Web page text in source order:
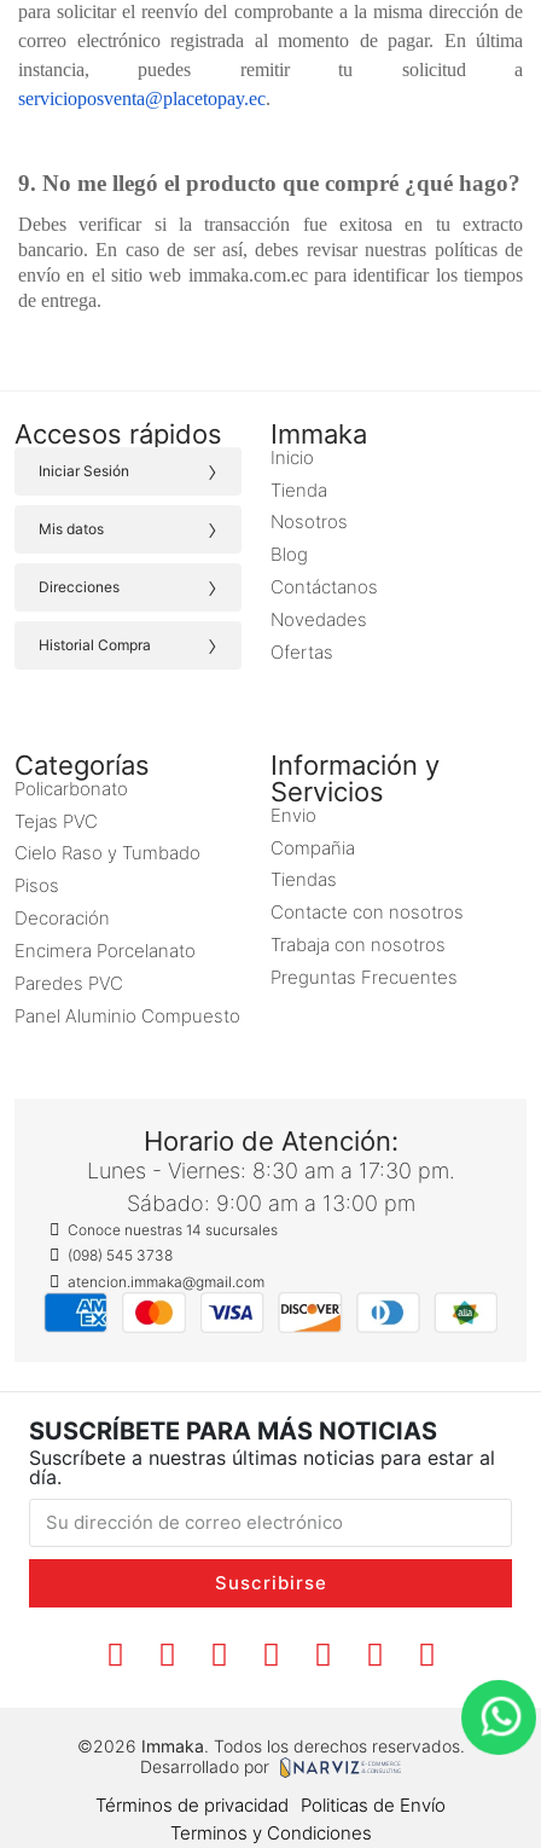
para solicitar el reenvío del comprobante a la misma dirección de
correo electrónico registrada al momento de pagar. En última
instancia, puedes remitir tu solicitud a
servicioposventa@placetopay.ec.
9. No me llegó el producto que compré ¿qué hago?
Debes verificar si la transacción fue exitosa en tu extracto
bancario. En caso de ser así, debes revisar nuestras políticas de
envío en el sitio web immaka.com.ec para identificar los tiempos
de entrega.
Accesos rápidos
Iniciar Sesión ›
Mis datos ›
Direcciones ›
Historial Compra ›
Immaka
Inicio
Tienda
Nosotros
Blog
Contáctanos
Novedades
Ofertas
Categorías
Policarbonato
Tejas PVC
Cielo Raso y Tumbado
Pisos
Decoración
Encimera Porcelanato
Paredes PVC
Panel Aluminio Compuesto
Información y
Servicios
Envio
Compañia
Tiendas
Contacte con nosotros
Trabaja con nosotros
Preguntas Frecuentes
Horario de Atención:
Lunes - Viernes: 8:30 am a 17:30 pm.
Sábado: 9:00 am a 13:00 pm
Conoce nuestras 14 sucursales
(098) 545 3738
atencion.immaka@gmail.com
SUSCRÍBETE PARA MÁS NOTICIAS
Suscríbete a nuestras últimas noticias para estar al
día.
Suscribirse
©2026 Immaka. Todos los derechos reservados.
Desarrollado por
Términos de privacidad
Politicas de Envío
Terminos y Condiciones